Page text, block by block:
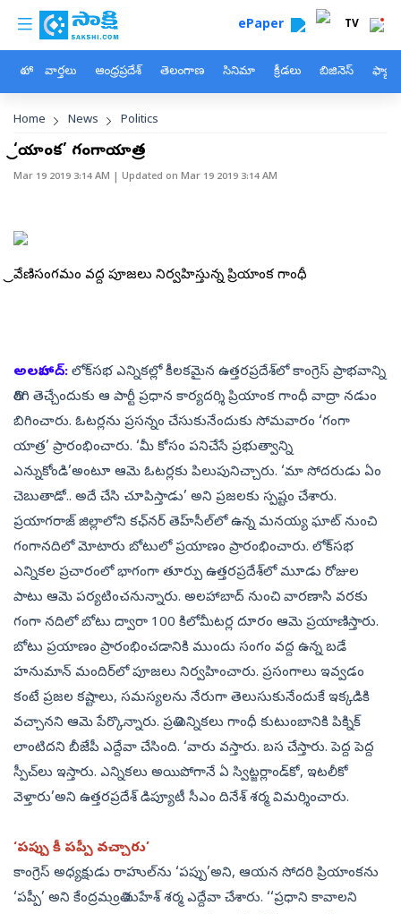
Skip to main content
custom menu ePaper TV
హోం వార్తలు ఆంధ్రప్రదేశ్ తెలంగాణ సినిమా క్రీడలు బిజినెస్
Breadcrumb
Home News Politics
‘ప్రియాంక’ గంగాయాత్ర
Mar 19 2019 3:14 AM | Updated on Mar 19 2019 3:14 AM
త్రివేణిసంగమం వద్ద పూజలు నిర్వహిస్తున్న ప్రియాంక గాంధీ
అలహాబాద్‌: లోక్‌సభ ఎన్నికల్లో కీలకమైన ఉత్తరప్రదేశ్‌లో కాంగ్రెస్‌ ప్రాభవాన్ని
తిరిగి తెచ్చేందుకు ఆ పార్టీ ప్రధాన కార్యదర్శి ప్రియాంక గాంధీ వాద్రా నడుం
బిగించారు. ఓటర్లను ప్రసన్నం చేసుకునేందుకు సోమవారం ‘గంగా
యాత్ర’ ప్రారంభించారు. ‘మీ కోసం పనిచేసే ప్రభుత్వాన్ని
ఎన్నుకోండి’అంటూ ఆమె ఓటర్లకు పిలుపునిచ్చారు. ‘మా సోదరుడు ఏం
చెబుతాడో.. అదే చేసి చూపిస్తాడు’ అని ప్రజలకు స్పష్టం చేశారు.
ప్రయాగరాజ్‌ జిల్లాలోని కఛ్‌నర్‌ తెహ్‌సీల్‌లో ఉన్న మనయ్య ఘాట్‌ నుంచి
గంగానదిలో మోటారు బోటులో ప్రయాణం ప్రారంభించారు. లోక్‌సభ
ఎన్నికల ప్రచారంలో భాగంగా తూర్పు ఉత్తరప్రదేశ్‌లో మూడు రోజుల
పాటు ఆమె పర్యటించనున్నారు. అలహాబాద్‌ నుంచి వారణాసి వరకు
గంగా నదిలో బోటు ద్వారా 100 కిలోమీటర్ల దూరం ఆమె ప్రయాణిస్తారు.
బోటు ప్రయాణం ప్రారంభించడానికి ముందు సంగం వద్ద ఉన్న బడే
హనుమాన్‌ మందిర్‌లో పూజలు నిర్వహించారు. ప్రసంగాలు ఇవ్వడం
కంటే ప్రజల కష్టాలు, సమస్యలను నేరుగా తెలుసుకునేందుకే ఇక్కడికి
వచ్చానని ఆమె పేర్కొన్నారు. ప్రతి ఎన్నికలు గాంధీ కుటుంబానికి పిక్నిక్‌
లాంటిదని బీజేపీ ఎద్దేవా చేసింది. ‘వారు వస్తారు. బస చేస్తారు. పెద్ద పెద్ద
స్పీచ్‌లు ఇస్తారు. ఎన్నికలు అయిపోగానే ఏ స్విట్జర్లాండ్‌కో, ఇటలీకో
వెళ్తారు’అని ఉత్తరప్రదేశ్‌ డిప్యూటీ సీఎం దినేశ్‌ శర్మ విమర్శించారు.
‘పప్పు కీ పప్పీ వచ్చారు’
కాంగ్రెస్‌ అధ్యక్షుడు రాహుల్‌ను ‘పప్పు’అని, ఆయన సోదరి ప్రియాంకను
‘పప్పీ’ అని కేంద్రమంత్రి మహేశ్‌ శర్మ ఎద్దేవా చేశారు. ‘‘ప్రధాని కావాలని